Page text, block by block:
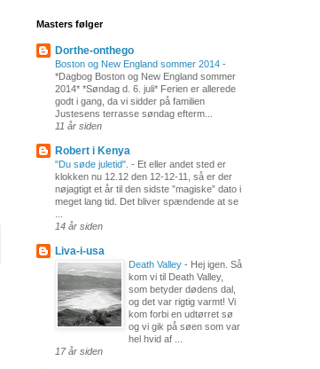
Masters følger
Dorthe-onthego
Boston og New England sommer 2014 -
*Dagbog Boston og New England sommer
2014* *Søndag d. 6. juli* Ferien er allerede
godt i gang, da vi sidder på familien
Justesens terrasse søndag efterm...
11 år siden
Robert i Kenya
"Du søde juletid". - Et eller andet sted er
klokken nu 12.12 den 12-12-11, så er der
nøjagtigt et år til den sidste ”magiske” dato i
meget lang tid. Det bliver spændende at se
14 år siden
Liva-i-usa
Death Valley - Hej igen. Så
kom vi til Death Valley,
som betyder dødens dal,
og det var rigtig varmt! Vi
kom forbi en udtørret sø
og vi gik på søen som var
hel hvid af ...
17 år siden